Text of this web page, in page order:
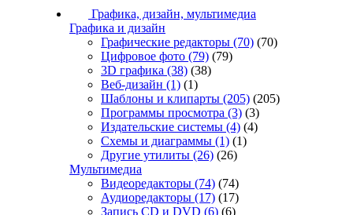
Графика, дизайн, мультимедиа
Графика и дизайн
Графические редакторы (70) (70)
Цифровое фото (79) (79)
3D графика (38) (38)
Веб-дизайн (1) (1)
Шаблоны и клипарты (205) (205)
Программы просмотра (3) (3)
Издательские системы (4) (4)
Схемы и диаграммы (1) (1)
Другие утилиты (26) (26)
Мультимедиа
Видеоредакторы (74) (74)
Аудиоредакторы (17) (17)
Запись CD и DVD (6) (6)